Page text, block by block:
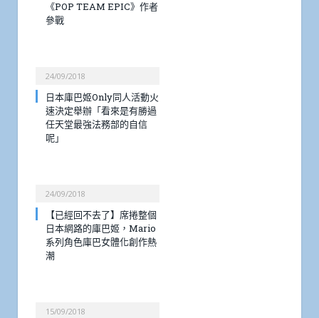
《POP TEAM EPIC》作者
參戰
24/09/2018
日本庫巴姬Only同人活動火
速決定舉辦「看來是有勝過
任天堂最強法務部的自信
呢」
24/09/2018
【已經回不去了】席捲整個
日本網路的庫巴姬，Mario
系列角色庫巴女體化創作熱
潮
15/09/2018